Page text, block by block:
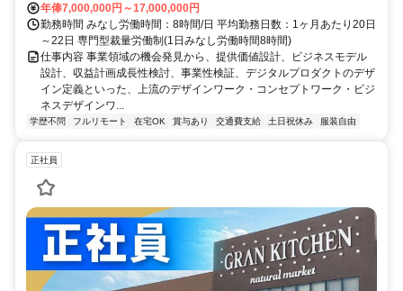
年俸7,000,000円～17,000,000円
勤務時間 みなし労働時間：8時間/日 平均勤務日数：1ヶ月あたり20日
～22日 専門型裁量労働制(1日みなし労働時間8時間)
仕事内容 事業領域の機会発見から、提供価値設計、ビジネスモデル
設計、収益計画成長性検討、事業性検証、デジタルプロダクトのデザ
イン定義といった、上流のデザインワーク・コンセプトワーク・ビジ
ネスデザインワ...
学歴不問 フルリモート 在宅OK 賞与あり 交通費支給 土日祝休み 服装自由
正社員